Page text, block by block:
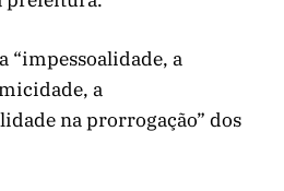
“impessoalidade, a
a
na prorrogação” dos